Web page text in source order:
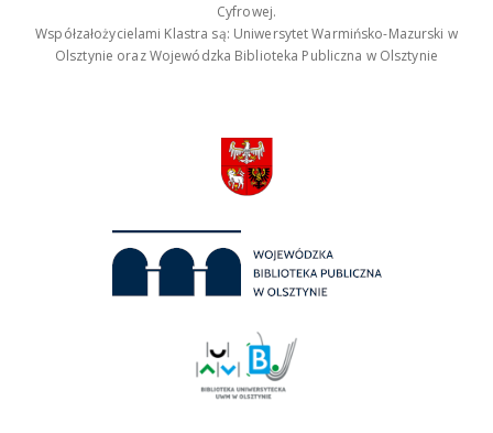
Cyfrowej.
Współzałożycielami Klastra są: Uniwersytet Warmińsko-Mazurski w
Olsztynie oraz Wojewódzka Biblioteka Publiczna w Olsztynie